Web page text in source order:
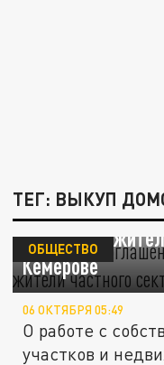
ТЕГ: ВЫКУП
Более 400
подписали
Кемерове
ОБЩЕСТВО
06 ОКТЯБРЯ 05:49
О работе с
участков и